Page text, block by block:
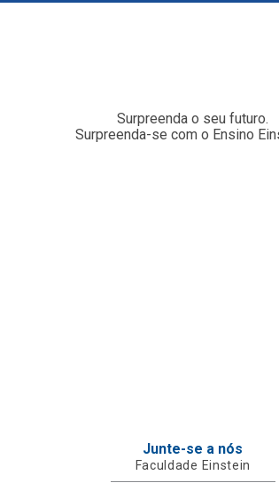
Surpreenda o seu futuro.
Surpreenda-se com o Ensino
Junte-se a nós
Faculdade Einstein